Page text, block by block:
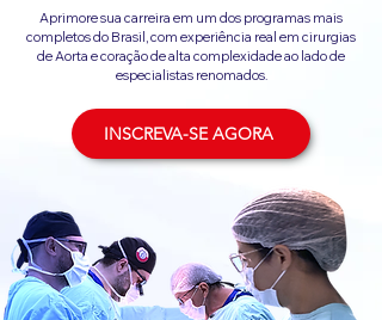
Aprimore sua carreira em um dos programas mais
completos do Brasil, com experiência real em cirurgias
de Aorta e coração de alta complexidade ao lado de
especialistas renomados.
INSCREVA-SE AGORA